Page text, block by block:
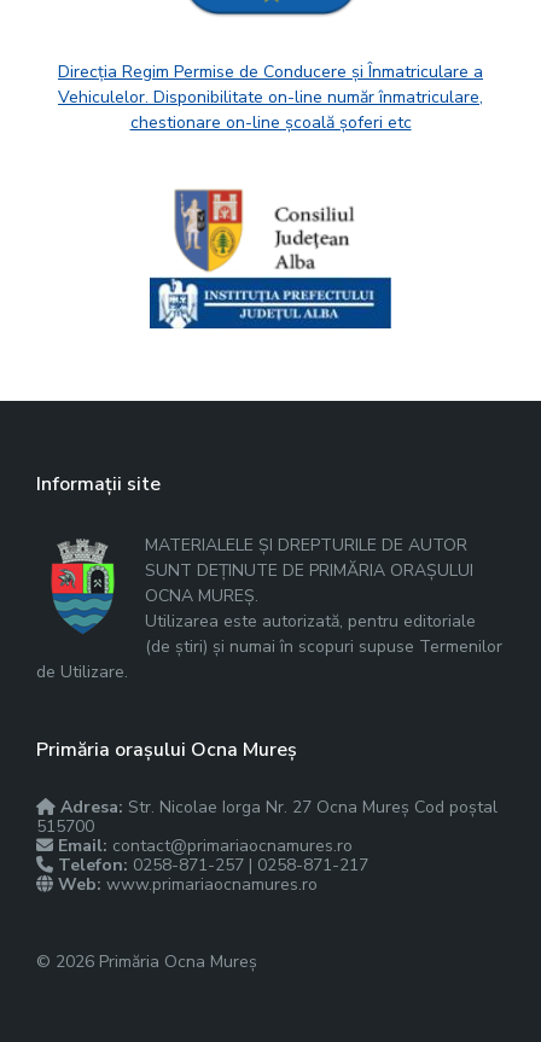
Direcția Regim Permise de Conducere și Înmatriculare a
Vehiculelor. Disponibilitate on-line număr înmatriculare,
chestionare on-line școală șoferi etc
Informații site
MATERIALELE ȘI DREPTURILE DE AUTOR
SUNT DEȚINUTE DE PRIMĂRIA ORAȘULUI
OCNA MUREȘ.
Utilizarea este autorizată, pentru editoriale
(de știri) și numai în scopuri supuse Termenilor
de Utilizare.
Primăria orașului Ocna Mureș
Adresa: Str. Nicolae Iorga Nr. 27 Ocna Mureș Cod poștal
515700
Email: contact@primariaocnamures.ro
Telefon: 0258-871-257 | 0258-871-217
Web: www.primariaocnamures.ro
© 2026 Primăria Ocna Mureș